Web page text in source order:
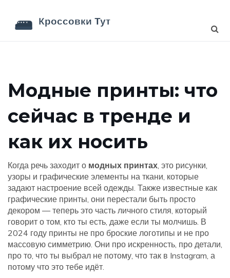
Модные принты: что
сейчас в тренде и
как их носить
Когда речь заходит о модных принтах, это рисунки,
узоры и графические элементы на ткани, которые
задают настроение всей одежды. Также известные как
графические принты, они перестали быть просто
декором — теперь это часть личного стиля, который
говорит о том, кто ты есть, даже если ты молчишь. В
2024 году принты не про броские логотипы и не про
массовую симметрию. Они про искренность, про детали,
про то, что ты выбрал не потому, что так в Instagram, а
потому что это тебе идёт.